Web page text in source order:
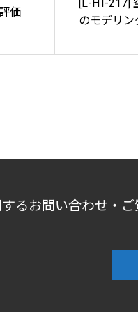
価
[L-HT-217]
のモデリン
るお問い合わせ・ご